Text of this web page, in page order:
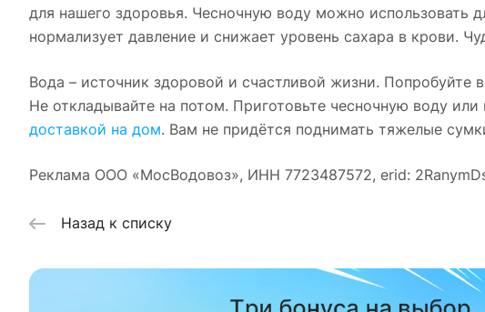
для нашего здоровья. Чесночную воду можно использовать
нормализует давление и снижает уровень сахара в крови.
Вода – источник здоровой и счастливой жизни. Попробуйте
Не откладывайте на потом. Приготовьте чесночную воду
доставкой на дом. Вам не придётся поднимать тяжелые
Реклама ООО «МосВодовоз», ИНН 7723487572, erid:
Назад к списку